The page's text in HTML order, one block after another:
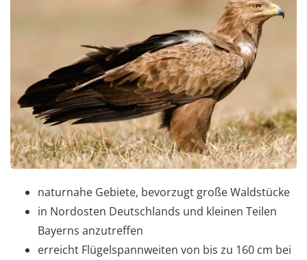
naturnahe Gebiete, bevorzugt große Waldstücke
in Nordosten Deutschlands und kleinen Teilen
Bayerns anzutreffen
erreicht Flügelspannweiten von bis zu 160 cm bei